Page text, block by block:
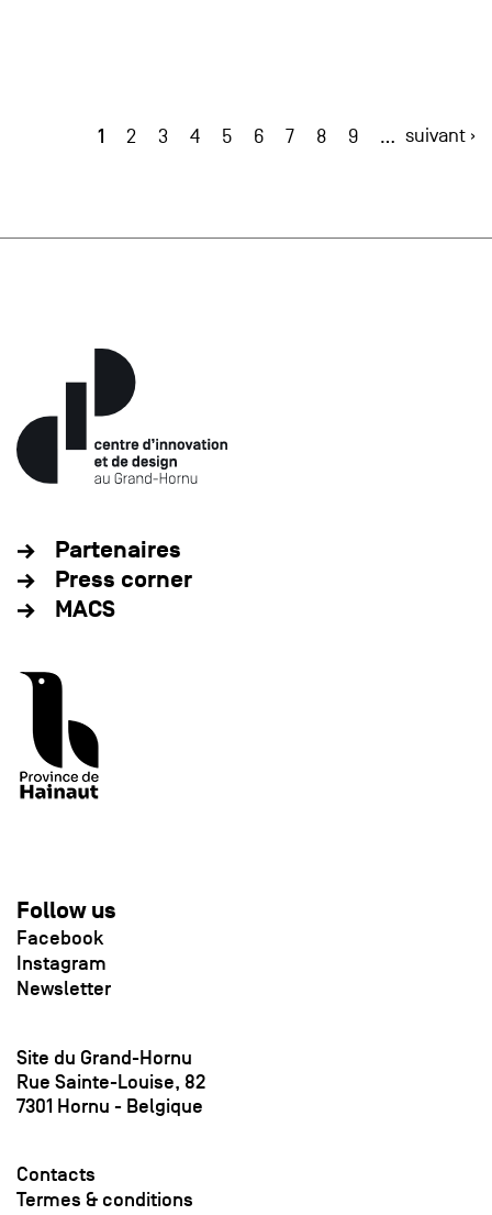
1 2 3 4 5 6 7 8 9 … suivant ›
Partenaires
Press corner
MACS
Follow us
Facebook
Instagram
Newsletter
Site du Grand-Hornu
Rue Sainte-Louise, 82
7301 Hornu - Belgique
Contacts
Termes & conditions